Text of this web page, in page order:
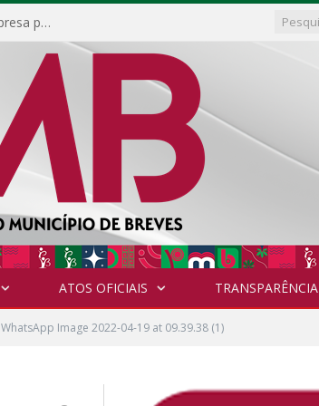
DISPENSA DE LICITAÇÃO Nº 003/2026 ( Contratação de empresa para fornecimento de gêneros alimentícios não perecíveis, materiais de expediente, descartáveis, copa e cozinha, para análise e posterior publicação.)
ATOS OFICIAIS TRANSPARÊNCIA
WhatsApp Image 2022-04-19 at 09.39.38 (1)